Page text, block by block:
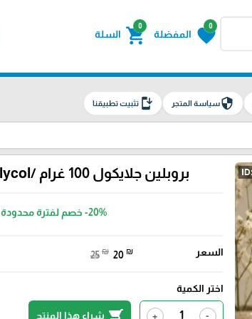
0
favorite المفضلة
0
shopping_cart السلة
securityسياسة المتجر install_mobileتثبيت تطبيقنا
بروبلين جلايكول 100 غرام /Propylene Glycol
-20% خصم لفترة محدودة
السعر 25 ₪ 20 ₪
اختر الكمية
-
+ شراء هذا المنتج